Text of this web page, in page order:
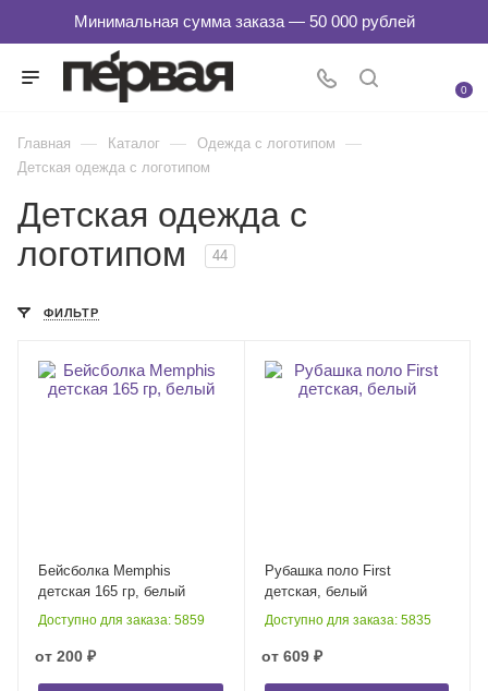
0
Главная — Каталог — Одежда с логотипом —
Детская одежда с логотипом
Детская одежда с
логотипом
44
ФИЛЬТР
Бейсболка Memphis
детская 165 гр, белый
Доступно для заказа: 5859
от 200 ₽
Рубашка поло First
детская, белый
Доступно для заказа: 5835
от 609 ₽